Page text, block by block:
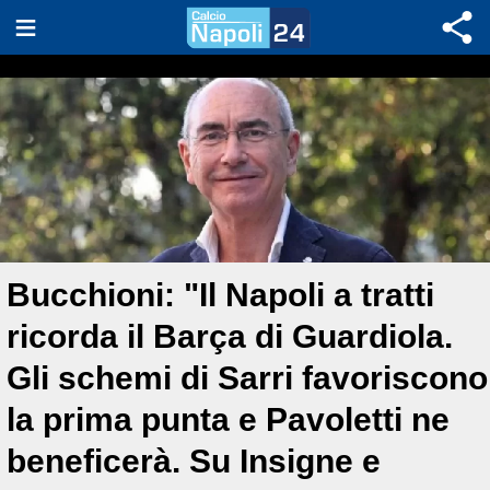
Bucchioni: "Il Napoli a tratti
ricorda il Barça di Guardiola.
Gli schemi di Sarri favoriscono
la prima punta e Pavoletti ne
beneficerà. Su Insigne e